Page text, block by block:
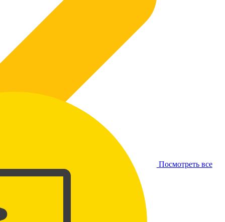
Посмотреть все